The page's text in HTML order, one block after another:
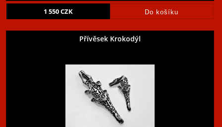
1 550CZK
Přívěsek Krokodýl